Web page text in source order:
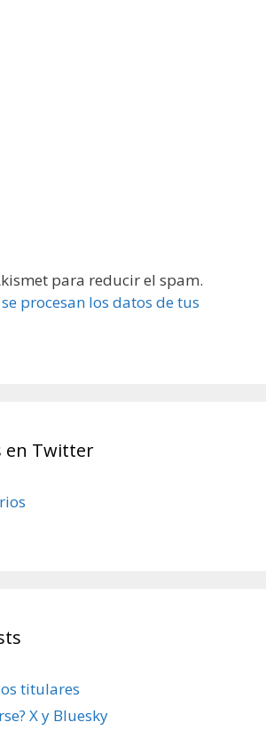
para reducir el spam.
procesan los datos de tus
en Twitter
titulares
X y Bluesky